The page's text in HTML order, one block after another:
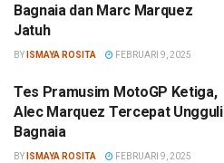
Bagnaia dan Marc Marquez
Jatuh
BY ISMAYA ROSITA FEBRUARI 9, 2025
Tes Pramusim MotoGP Ketiga,
Alec Marquez Tercepat Ungguli
Bagnaia
BY ISMAYA ROSITA FEBRUARI 9, 2025